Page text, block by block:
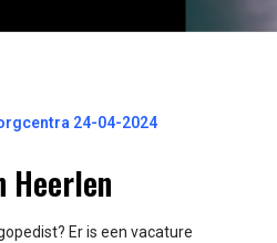
24-04-2024
Heerlen
Er is een vacature